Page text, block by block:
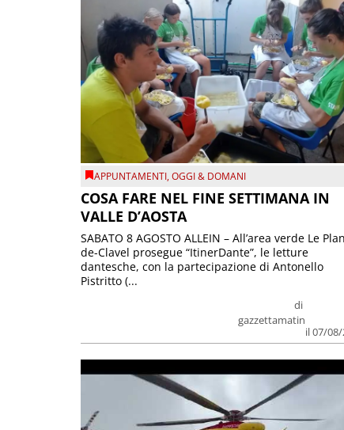
APPUNTAMENTI,OGGI & DOMANI
COSA FARE NEL FINE SETTIMANA IN
VALLE D’AOSTA
di
gazzettamatin
il 07/
SABATO 8 AGOSTO ALLEIN – All’area verde Le
de-Clavel prosegue “ItinerDante”, le letture
dantesche, con la partecipazione di Antonello
Pistritto (...